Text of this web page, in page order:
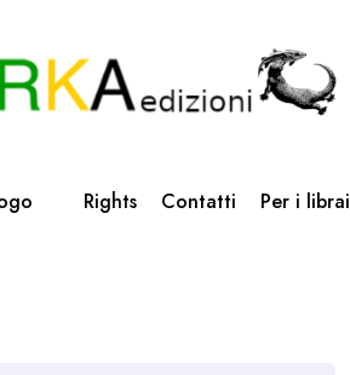
Rights Contatti Per i librai